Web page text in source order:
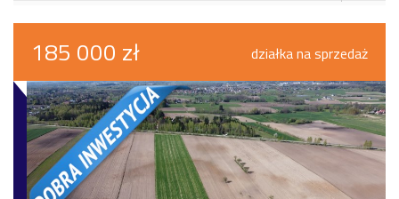
185 000 zł działka na sprzedaż